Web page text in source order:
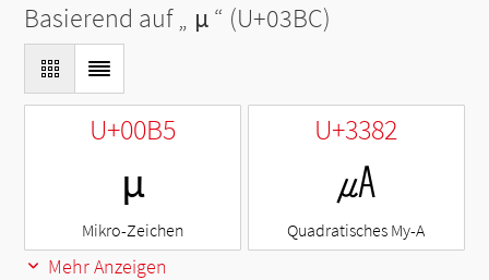
Basierend auf „ μ“ (U+03BC)
U+00B5
µ
Mikro-Zeichen
U+3382
㎂
Quadratisches My-A
Mehr Anzeigen